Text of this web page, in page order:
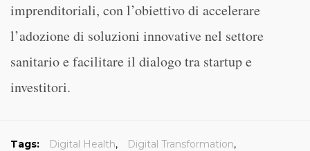
imprenditoriali, con l’obiettivo di accelerare
l’adozione di soluzioni innovative nel settore
sanitario e facilitare il dialogo tra startup e
investitori.
Tags: Digital Health, Digital Transformation,